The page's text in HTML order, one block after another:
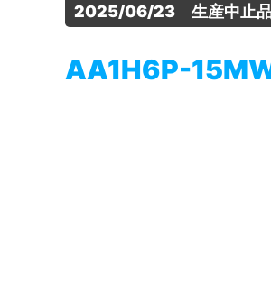
2025/06/23　生産中止
AA1H6P-